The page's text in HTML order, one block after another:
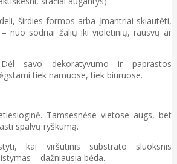
širdies formos arba įmantriai skiautėti,
nuo sodriai žalių iki violetinių, rausvų ar
Dėl savo dekoratyvumo ir paprastos
tiek namuose, tiek biuruose.
Tamsesnėse vietose augs, bet
spalvų ryškumą.
kai viršutinis substrato sluoksnis
– dažniausia bėda.